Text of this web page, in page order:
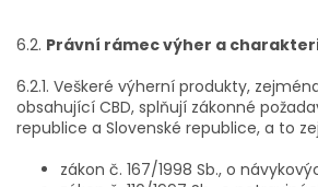
6.2. Právní rámec výher a
6.2.1. Veškeré výherní produkty,
obsahující CBD, splňují zákonné
republice a Slovenské republice, a to
zákon č. 167/1998 Sb., o